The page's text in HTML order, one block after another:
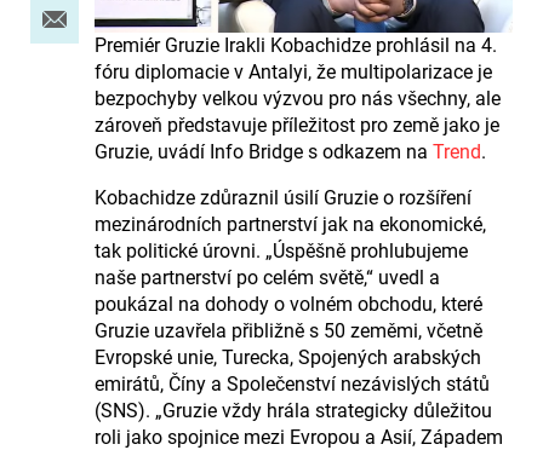
Premiér Gruzie Irakli Kobachidze prohlásil na 4.
fóru diplomacie v Antalyi, že multipolarizace je
bezpochyby velkou výzvou pro nás všechny, ale
zároveň představuje příležitost pro země jako je
Gruzie, uvádí Info Bridge s odkazem na Trend.
Kobachidze zdůraznil úsilí Gruzie o rozšíření
mezinárodních partnerství jak na ekonomické,
tak politické úrovni. „Úspěšně prohlubujeme
naše partnerství po celém světě,“ uvedl a
poukázal na dohody o volném obchodu, které
Gruzie uzavřela přibližně s 50 zeměmi, včetně
Evropské unie, Turecka, Spojených arabských
emirátů, Číny a Společenství nezávislých států
(SNS). „Gruzie vždy hrála strategicky důležitou
roli jako spojnice mezi Evropou a Asií, Západem